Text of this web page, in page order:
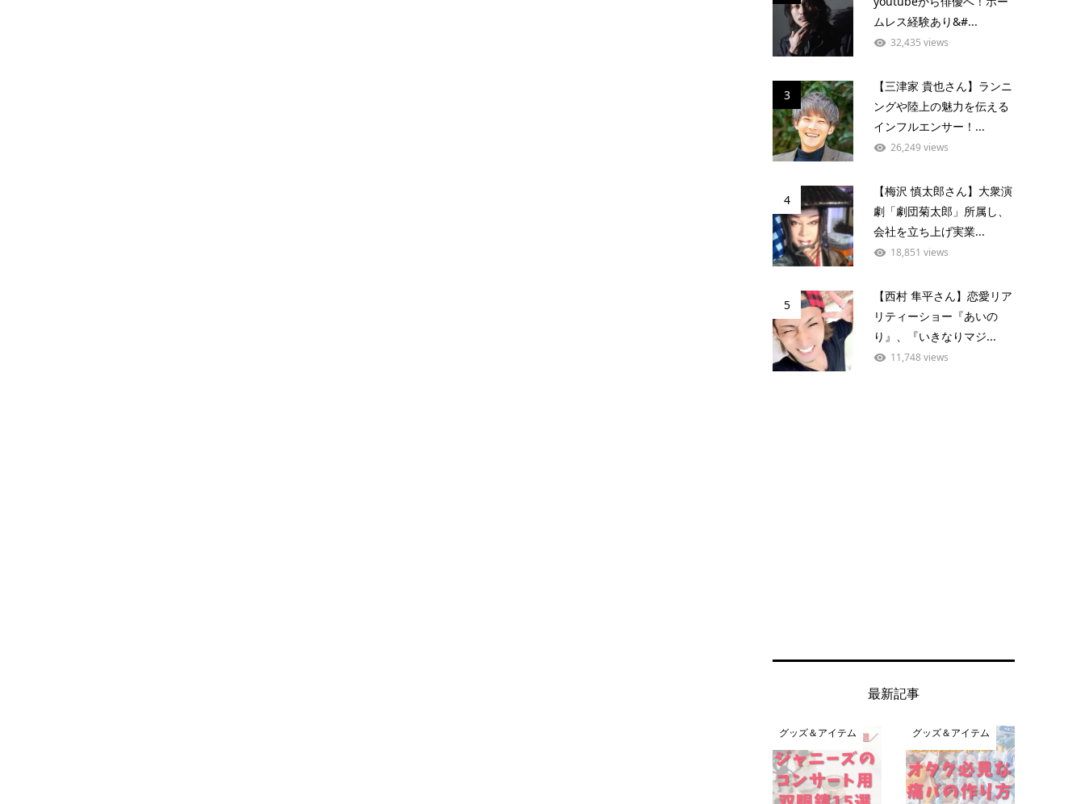
ムレス経験あり&#...
32,435 views
3
【三津家 貴也さん】ランニ
ングや陸上の魅力を伝える
インフルエンサー！...
26,249 views
4
【梅沢 慎太郎さん】大衆演
劇「劇団菊太郎」所属し、
会社を立ち上げ実業...
18,851 views
5
【西村 隼平さん】恋愛リア
リティーショー『あいの
り』、『いきなりマジ...
11,748 views
最新記事
グッズ＆アイテム グッズ＆アイテム